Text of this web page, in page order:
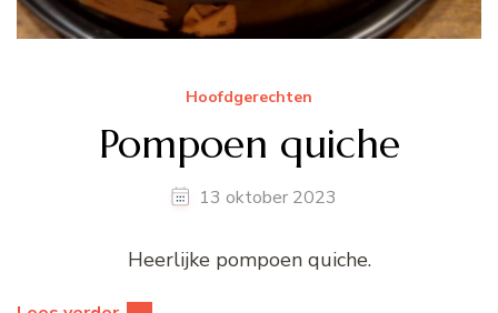
Hoofdgerechten
Pompoen quiche
13 oktober 2023
Heerlijke pompoen quiche.